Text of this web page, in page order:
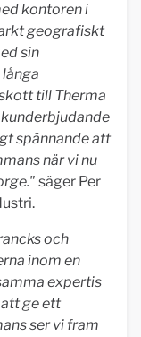
kontoren i
geografiskt
sin
till Therma
spännande att
när vi nu
säger Per
och
inom en
expertis
ge ett
ser vi fram